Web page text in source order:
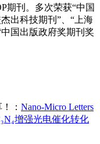
期刊。多次荣获“中国
出科技期刊”、“上海
国出版政府奖期刊奖
： Nano-Micro Letters
增强光电催化转化